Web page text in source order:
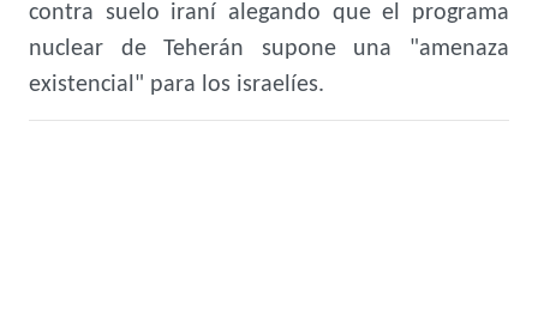
contra suelo iraní alegando que el programa
nuclear de Teherán supone una "amenaza
existencial" para los israelíes.